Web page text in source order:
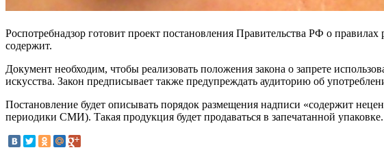
Роспотребнадзор готовит проект постановления Правительства РФ о
содержит.
Документ необходим, чтобы реализовать положения закона о запрете
искусства. Закон предписывает также предупреждать аудиторию об
Постановление будет описывать порядок размещения надписи «содержит
периодики СМИ). Такая продукция будет продаваться в запечатанной